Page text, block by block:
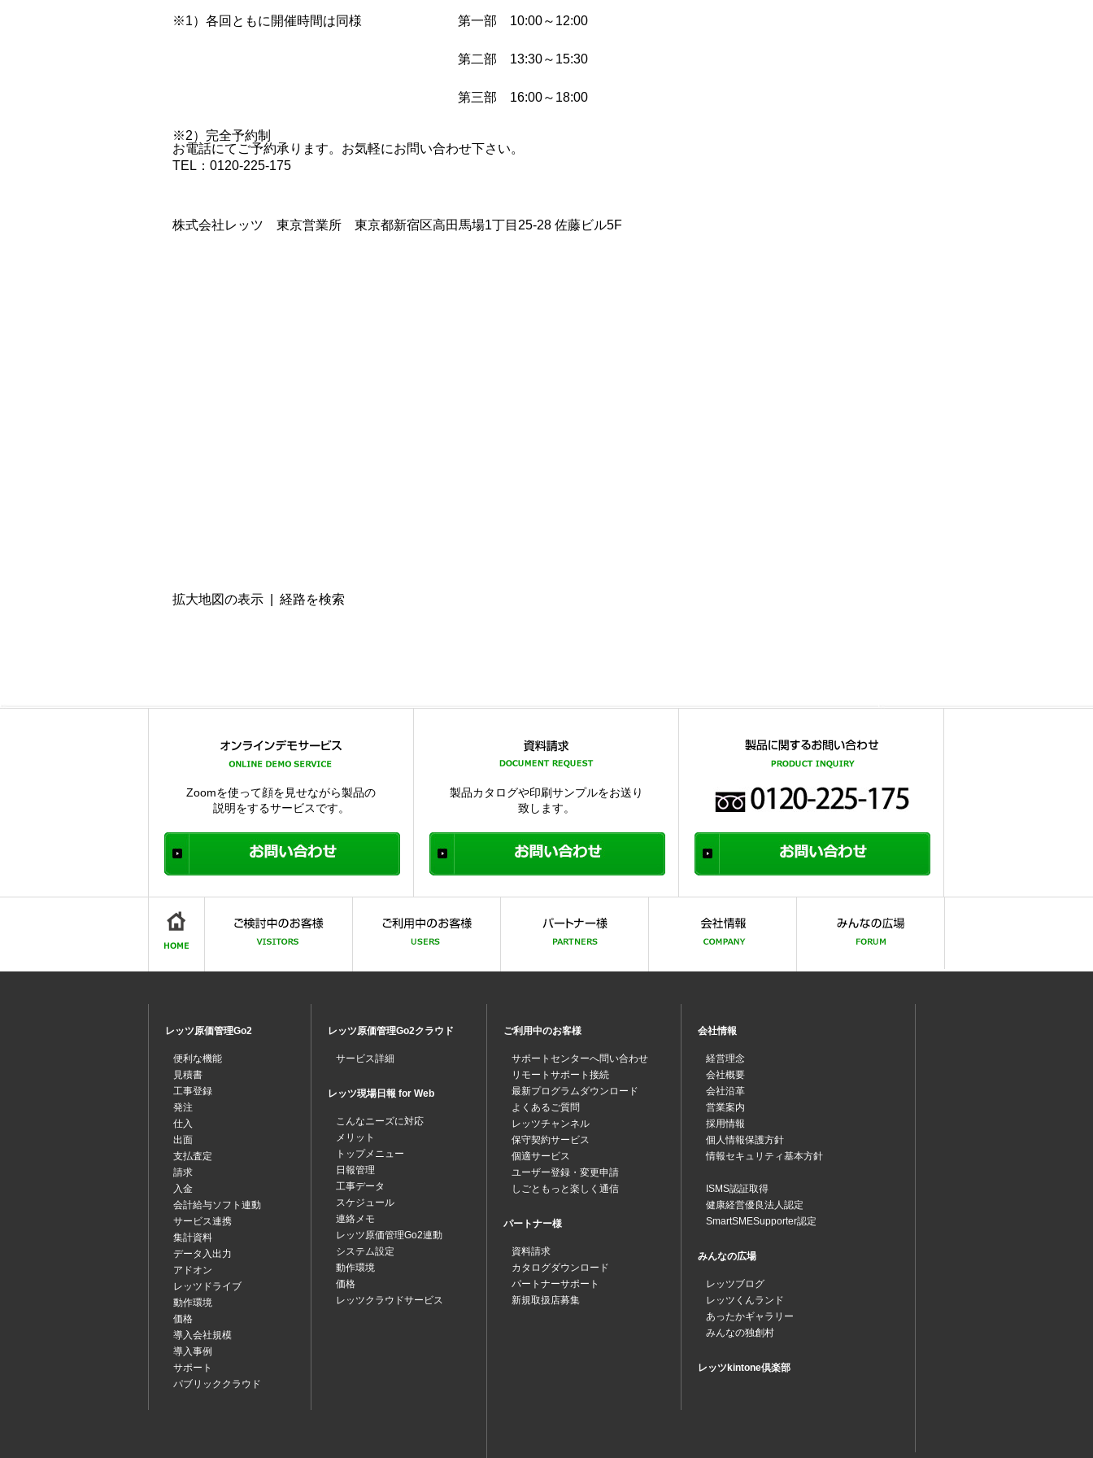
※1）各回ともに開催時間は同様 第一部 10:00～12:00
第二部 13:30～15:30
第三部 16:00～18:00
※2）完全予約制
お電話にてご予約承ります。お気軽にお問い合わせ下さい。
TEL：0120-225-175
株式会社レッツ 東京営業所 東京都新宿区高田馬場1丁目25-28 佐藤ビル5F
拡大地図の表示 経路を検索
Zoomを使って顔を見せながら製品の
説明をするサービスです。
製品カタログや印刷サンプルをお送り
致します。
レッツ原価管理Go2
便利な機能
見積書
工事登録
発注
仕入
出面
支払査定
請求
入金
会計給与ソフト連動
サービス連携
集計資料
データ入出力
アドオン
レッツドライブ
動作環境
価格
導入会社規模
導入事例
サポート
パブリッククラウド
レッツ原価管理Go2クラウド
サービス詳細
レッツ現場日報 for Web
こんなニーズに対応
メリット
トップメニュー
日報管理
工事データ
スケジュール
連絡メモ
レッツ原価管理Go2連動
システム設定
動作環境
価格
レッツクラウドサービス
ご利用中のお客様
サポートセンターへ問い合わせ
リモートサポート接続
最新プログラムダウンロード
よくあるご質問
レッツチャンネル
保守契約サービス
個適サービス
ユーザー登録・変更申請
しごともっと楽しく通信
パートナー様
資料請求
カタログダウンロード
パートナーサポート
新規取扱店募集
会社情報
経営理念
会社概要
会社沿革
営業案内
採用情報
個人情報保護方針
情報セキュリティ基本方針
ISMS認証取得
健康経営優良法人認定
SmartSMESupporter認定
みんなの広場
レッツブログ
レッツくんランド
あったかギャラリー
みんなの独創村
レッツkintone倶楽部